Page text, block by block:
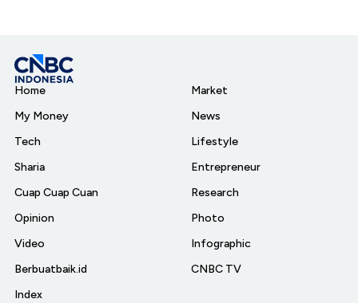
Home
My Money
Tech
Sharia
Cuap Cuap Cuan
Opinion
Video
Berbuatbaik.id
Index
Market
News
Lifestyle
Entrepreneur
Research
Photo
Infographic
CNBC TV